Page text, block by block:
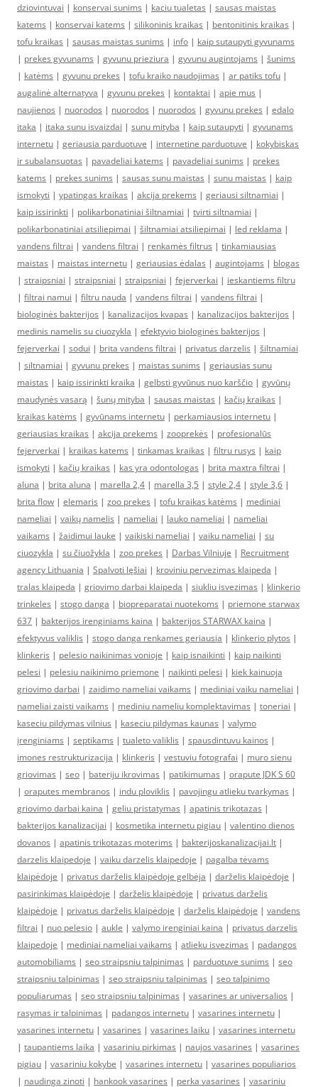
dziovintuvai | konservai sunims | kaciu tualetas | sausas maistas
katems | konservai katems | silikoninis kraikas | bentonitinis kraikas |
tofu kraikas | sausas maistas sunims | info | kaip sutaupyti gyvunams
| prekes gyvunams | gyvunu prieziura | gyvunu augintojams | šunims
| katėms | gyvunu prekes | tofu kraiko naudojimas | ar patiks tofu |
augalinė alternatyva | gyvunu prekes | kontaktai | apie mus |
naujienos | nuorodos | nuorodos | nuorodos | gyvunu prekes | edalo
itaka | itaka sunu isvaizdai | sunu mityba | kaip sutaupyti | gyvunams
internetu | geriausia parduotuve | internetine parduotuve | kokybiskas
ir subalansuotas | pavadeliai katems | pavadeliai sunims | prekes
katems | prekes sunims | sausas sunu maistas | sunu maistas | kaip
ismokyti | ypatingas kraikas | akcija prekems | geriausi siltnamiai |
kaip issirinkti | polikarbonatiniai šiltnamiai | tvirti siltnamiai |
polikarbonatiniai atsiliepimai | šiltnamiai atsiliepimai | led reklama |
vandens filtrai | vandens filtrai | renkamės filtrus | tinkamiausias
maistas | maistas internetu | geriausias ėdalas | augintojams | blogas
| straipsniai | straipsniai | straipsniai | fejerverkai | ieskantiems filtru
| filtrai namui | filtru nauda | vandens filtrai | vandens filtrai |
biologinės bakterijos | kanalizacijos kvapas | kanalizacijos bakterijos |
medinis namelis su ciuozykla | efektyvio biologinės bakterijos |
fejerverkai | sodui | brita vandens filtrai | privatus darzelis | šiltnamiai
| siltnamiai | gyvunu prekes | maistas sunims | geriausias sunu
maistas | kaip issirinkti kraika | gelbsti gyvūnus nuo karščio | gyvūnų
maudynės vasarą | šunų mityba | sausas maistas | kačių kraikas |
kraikas katėms | gyvūnams internetu | perkamiausios internetu |
geriausias kraikas | akcija prekems | zooprekės | profesionalūs
fejerverkai | kraikas katems | tinkamas kraikas | filtru rusys | kaip
ismokyti | kačių kraikas | kas yra odontologas | brita maxtra filtrai |
aluna | brita aluna | marella 2,4 | marella 3,5 | style 2,4 | style 3,6 |
brita flow | elemaris | zoo prekes | tofu kraikas katėms | mediniai
nameliai | vaikų namelis | nameliai | lauko nameliai | nameliai
vaikams | žaidimui lauke | vaikiski nameliai | vaiku nameliai | su
ciuozykla | su čiuožykla | zoo prekes | Darbas Vilniuje | Recruitment
agency Lithuania | Spalvoti lęšiai | kroviniu pervezimas klaipeda |
tralas klaipeda | griovimo darbai klaipeda | siukliu isvezimas | klinkerio
trinkeles | stogo danga | biopreparatai nuotekoms | priemone starwax
637 | bakterijos irenginiams kaina | bakterijos STARWAX kaina |
efektyvus valiklis | stogo danga renkames geriausia | klinkerio plytos |
klinkeris | pelesio naikinimas vonioje | kaip isnaikinti | kaip naikinti
pelesi | pelesiu naikinimo priemone | naikinti pelesi | kiek kainuoja
griovimo darbai | zaidimo nameliai vaikams | mediniai vaiku nameliai |
nameliai zaisti vaikams | mediniu nameliu komplektavimas | toneriai |
kaseciu pildymas vilnius | kaseciu pildymas kaunas | valymo
įrenginiams | septikams | tualeto valiklis | spausdintuvu kainos |
imones restrukturizacija | klinkeris | vestuviu fotografai | muro sienu
griovimas | seo | bateriju ikrovimas | patikimumas | orapute JDK S 60
| oraputes membranos | indu ploviklis | pavojingu atlieku tvarkymas |
griovimo darbai kaina | geliu pristatymas | apatinis trikotazas |
bakterijos kanalizacijai | kosmetika internetu pigiau | valentino dienos
dovanos | apatinis trikotazas moterims | bakterijoskanalizacijai.lt |
darzelis klaipedoje | vaiku darzelis klaipedoje | pagalba tėvams
klaipėdoje | privatus darželis klaipėdoje gelbėja | darželis klaipėdoje |
pasirinkimas klaipėdoje | darželis klaipėdoje | privatus darželis
klaipėdoje | privatus darželis klaipėdoje | darželis klaipėdoje | vandens
filtrai | nuo pelesio | aukle | valymo irenginiai kaina | privatus darzelis
klaipedoje | mediniai nameliai vaikams | atlieku isvezimas | padangos
automobiliams | seo straipsniu talpinimas | parduotuve sunims | seo
straipsniu talpinimas | seo straipsniu talpinimas | seo talpinimo
populiarumas | seo straipsniu talpinimas | vasarines ar universalios |
rasymas ir talpinimas | padangos internetu | vasarines internetu |
vasarines internetu | vasarines | vasarines laiku | vasarines internetu
| taupantiems laika | vasariniu pirkimas | naujos vasarines | vasarines
pigiau | vasariniu kokybe | vasarines internetu | vasarines populiarios
| naudinga zinoti | hankook vasarines | perka vasarines | vasariniu